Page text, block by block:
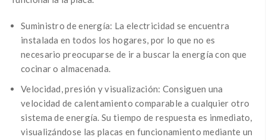
Suministro de energía: La electricidad se encuentra
instalada en todos los hogares, por lo que no es
necesario preocuparse de ir a buscar la energía con que
cocinar o almacenada.
Velocidad, presión y visualización: Consiguen una
velocidad de calentamiento comparable a cualquier otro
sistema de energía. Su tiempo de respuesta es inmediato,
visualizándose las placas en funcionamiento mediante un